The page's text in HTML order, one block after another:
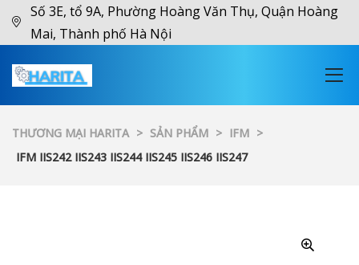
Số 3E, tổ 9A, Phường Hoàng Văn Thụ, Quận Hoàng
Mai, Thành phố Hà Nội
THƯƠNG MẠI HARITA > SẢN PHẨM > IFM >
IFM IIS242 IIS243 IIS244 IIS245 IIS246 IIS247